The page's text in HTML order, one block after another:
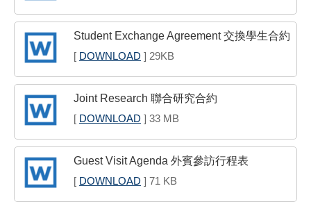
Student Exchange Agreement 交換學生合約
[ DOWNLOAD ] 29KB
Joint Research 聯合研究合約
[ DOWNLOAD ] 33 MB
Guest Visit Agenda 外賓參訪行程表
[ DOWNLOAD ] 71 KB